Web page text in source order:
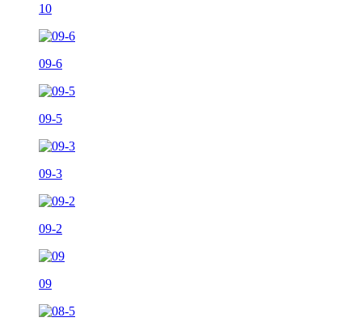
10
09-6
09-5
09-3
09-2
09